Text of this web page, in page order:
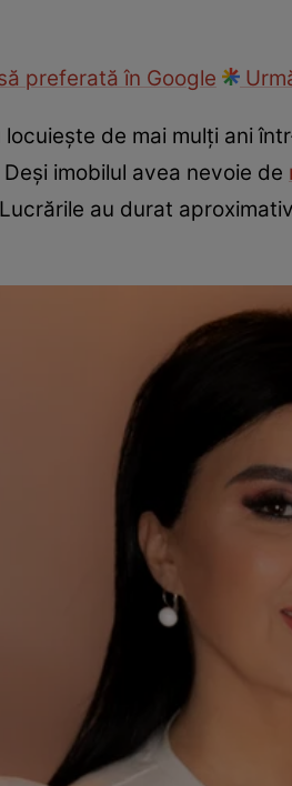
preferată în Google
locuiește de mai mulți ani
imobilul avea nevoie de
au durat